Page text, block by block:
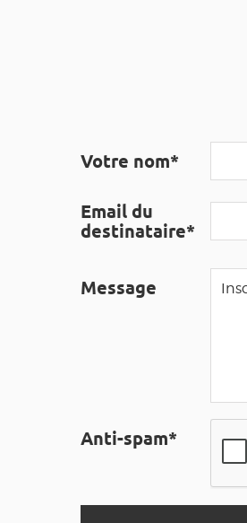
Votre nom*
Email du
destinataire*
Message
Anti-spam*